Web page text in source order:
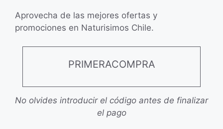
Aprovecha de las mejores ofertas y
promociones en Naturisimos Chile.
PRIMERACOMPRA
No olvides introducir el código antes de finalizar
el pago